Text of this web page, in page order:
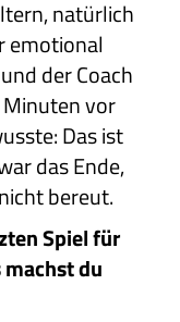
natürlich
emotional
der Coach
vor
Das ist
das Ende,
bereut.
Spiel für
du